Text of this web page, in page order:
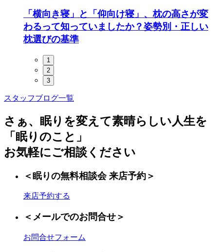
「横向き寝」と「仰向け寝」、枕の高さが変
わるって知っていましたか？姿勢別・正しい
枕選びの基準
1
2
3
スタッフブログ一覧
さぁ、眠りを変えて素晴らしい人生を
「眠りのこと」
お気軽にご相談ください
＜眠りの無料相談会 来店予約＞
来店予約する
＜メールでのお問合せ＞
お問合せフォーム